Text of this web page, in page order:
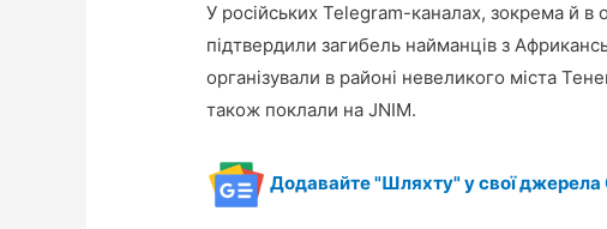
У російських Telegram-каналах, зокрема й в
підтвердили загибель найманців з
організували в районі невеликого міста
також поклали на JNIM.
Додавайте "Шляхту" у свої джерела